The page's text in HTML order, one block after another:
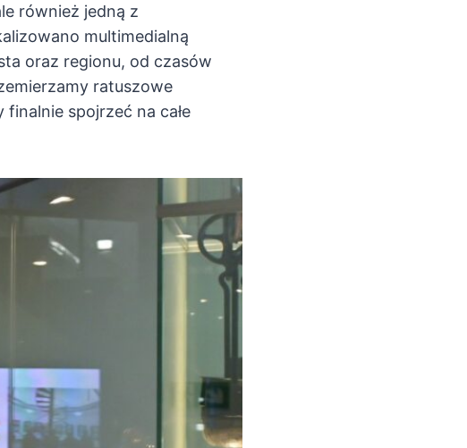
również jedną z
multimedialną
oraz regionu, od czasów
ratuszowe
spojrzeć na całe